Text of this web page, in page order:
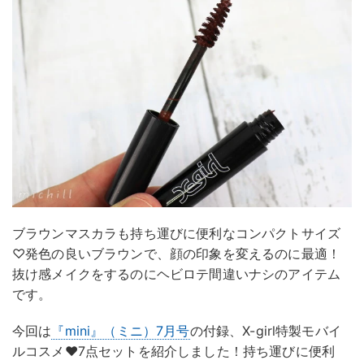
ブラウンマスカラも持ち運びに便利なコンパクトサイズ
♡発色の良いブラウンで、顔の印象を変えるのに最適！
抜け感メイクをするのにヘビロテ間違いナシのアイテム
です。
今回は 『mini』（ミニ）7月号の付録、X-girl特製モバイ
ルコスメ♥7点セットを紹介しました！持ち運びに便利